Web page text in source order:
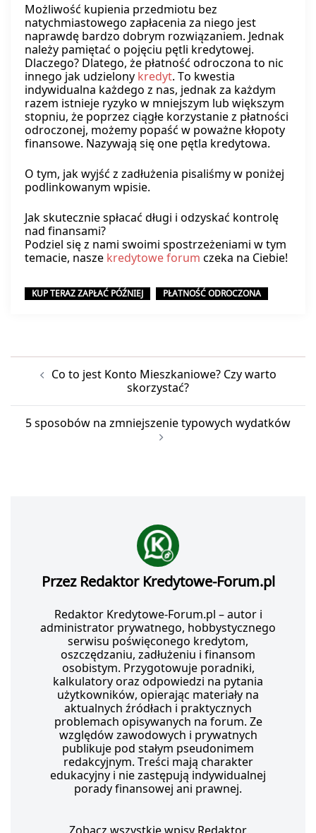
Możliwość kupienia przedmiotu bez
natychmiastowego zapłacenia za niego jest
naprawdę bardzo dobrym rozwiązaniem. Jednak
należy pamiętać o pojęciu pętli kredytowej.
Dlaczego? Dlatego, że płatność odroczona to nic
innego jak udzielony kredyt. To kwestia
indywidualna każdego z nas, jednak za każdym
razem istnieje ryzyko w mniejszym lub większym
stopniu, że poprzez ciągłe korzystanie z płatności
odroczonej, możemy popaść w poważne kłopoty
finansowe. Nazywają się one pętla kredytowa.
O tym, jak wyjść z zadłużenia pisaliśmy w poniżej
podlinkowanym wpisie.
Jak skutecznie spłacać długi i odzyskać kontrolę
nad finansami?
Podziel się z nami swoimi spostrzeżeniami w tym
temacie, nasze kredytowe forum czeka na Ciebie!
KUP TERAZ ZAPŁAĆ PÓŹNIEJ PŁATNOŚĆ ODROCZONA
Co to jest Konto Mieszkaniowe? Czy warto
skorzystać?
5 sposobów na zmniejszenie typowych wydatków
Przez Redaktor Kredytowe-Forum.pl
Redaktor Kredytowe-Forum.pl – autor i
administrator prywatnego, hobbystycznego
serwisu poświęconego kredytom,
oszczędzaniu, zadłużeniu i finansom
osobistym. Przygotowuje poradniki,
kalkulatory oraz odpowiedzi na pytania
użytkowników, opierając materiały na
aktualnych źródłach i praktycznych
problemach opisywanych na forum. Ze
względów zawodowych i prywatnych
publikuje pod stałym pseudonimem
redakcyjnym. Treści mają charakter
edukacyjny i nie zastępują indywidualnej
porady finansowej ani prawnej.